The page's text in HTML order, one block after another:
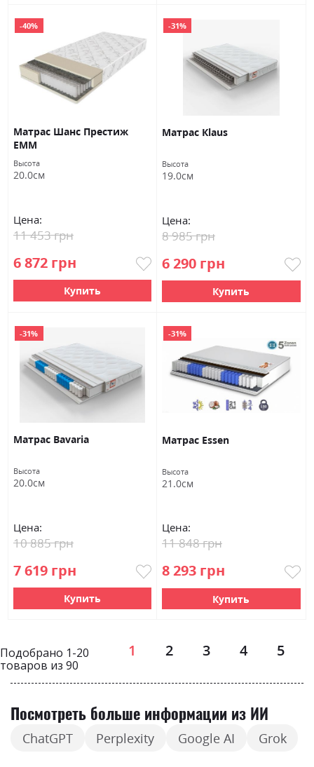
-40%
Матрас Шанс Престиж
ЕММ
Высота
20.0см
Цена:
6 872 грн
11 453 грн
Купить
-31%
Матрас Кlaus
Высота
19.0см
Цена:
6 290 грн
8 985 грн
Купить
-31%
Матрас Bavaria
Высота
20.0см
Цена:
7 619 грн
10 885 грн
Купить
-31%
Матрас Essen
Высота
21.0см
Цена:
8 293 грн
11 848 грн
Купить
Подобрано 1-20
товаров из 90
Страница
1 2 3 4 5
Посмотреть больше информации из ИИ
ChatGPT Perplexity Google AI Grok